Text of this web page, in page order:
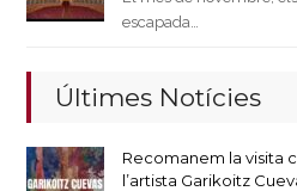
escapada…
Últimes Notícies
Recomanem la visita
l’artista Garikoitz